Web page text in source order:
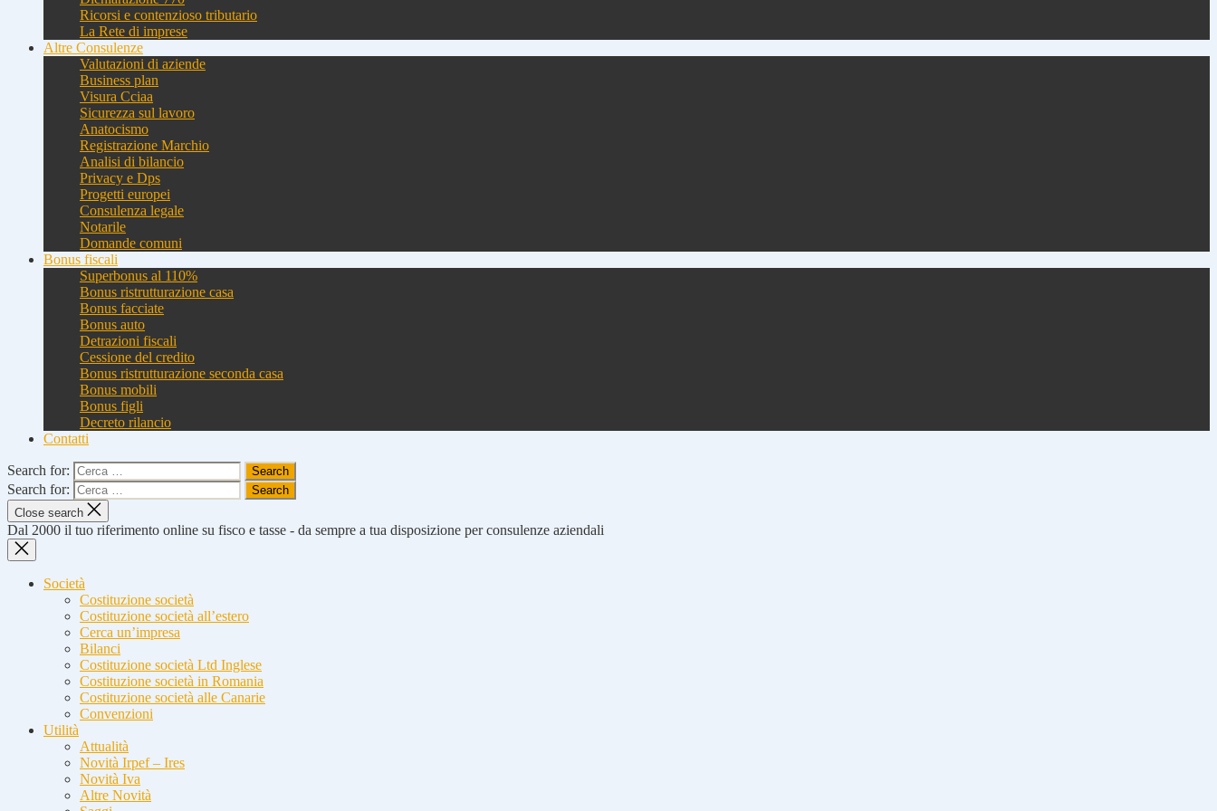
Ricorsi e contenzioso tributario
La Rete di imprese
Altre Consulenze
Valutazioni di aziende
Business plan
Visura Cciaa
Sicurezza sul lavoro
Anatocismo
Registrazione Marchio
Analisi di bilancio
Privacy e Dps
Progetti europei
Consulenza legale
Notarile
Domande comuni
Bonus fiscali
Superbonus al 110%
Bonus ristrutturazione casa
Bonus facciate
Bonus auto
Detrazioni fiscali
Cessione del credito
Bonus ristrutturazione seconda casa
Bonus mobili
Bonus figli
Decreto rilancio
Contatti
Search for:
Search for:
Close search
Dal 2000 il tuo riferimento online su fisco e tasse - da sempre a tua disposizione per consulenze aziendali
Società
Costituzione società
Costituzione società all’estero
Cerca un’impresa
Bilanci
Costituzione società Ltd Inglese
Costituzione società in Romania
Costituzione società alle Canarie
Convenzioni
Utilità
Attualità
Novità Irpef – Ires
Novità Iva
Altre Novità